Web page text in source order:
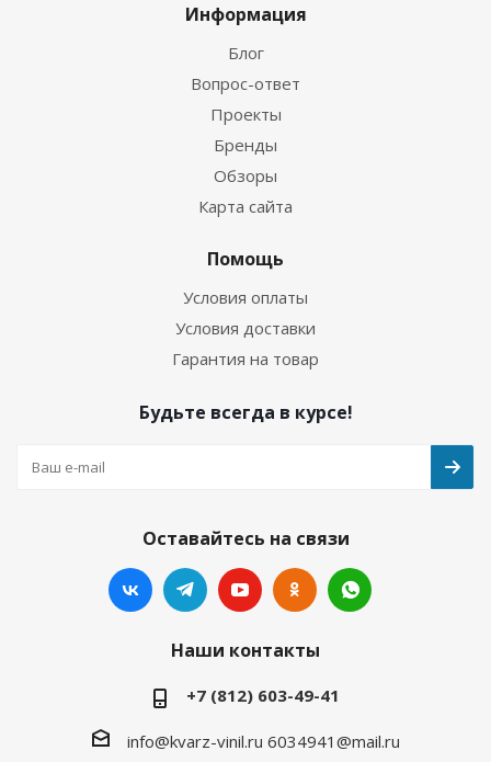
Информация
Блог
Вопрос-ответ
Проекты
Бренды
Обзоры
Карта сайта
Помощь
Условия оплаты
Условия доставки
Гарантия на товар
Будьте всегда в курсе!
Оставайтесь на связи
Наши контакты
+7 (812) 603-49-41
info@kvarz-vinil.ru 6034941@mail.ru